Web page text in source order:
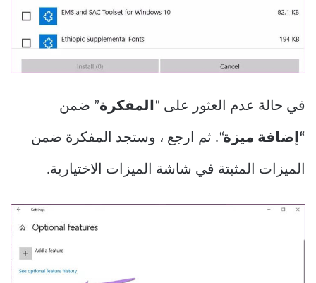
في حالة عدم العثور على “ المفكرة” ضمن
“إضافة ميزة“. ثم ارجع ، وستجد المفكرة ضمن
الميزات المثبتة في شاشة الميزات الاختيارية.